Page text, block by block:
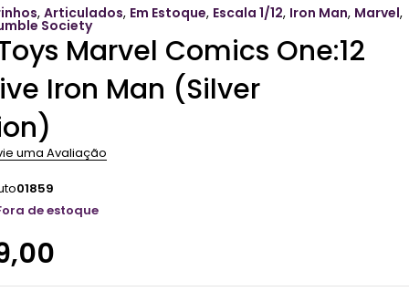
,Articulados, Em Estoque, Escala 1/12, Iron Man, Marvel,
Society
Marvel Comics One:12
Iron Man (Silver
uma Avaliação
01859
de estoque